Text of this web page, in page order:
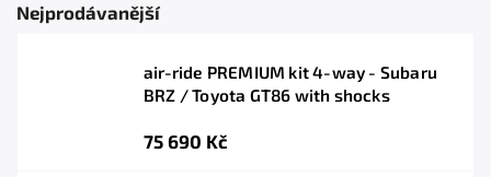
Nejprodávanější
air-ride PREMIUM kit 4-way - Subaru
BRZ / Toyota GT86 with shocks
75 690 Kč